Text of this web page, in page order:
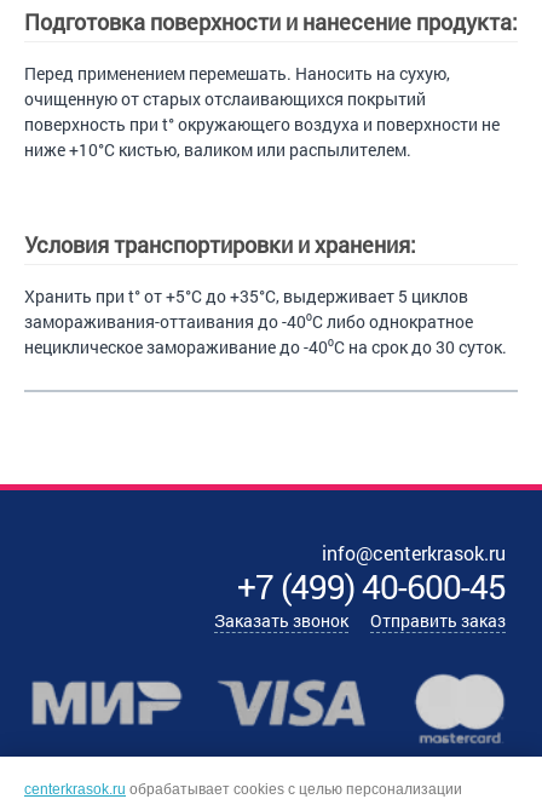
Подготовка поверхности и нанесение продукта:
Перед применением перемешать. Наносить на сухую,
очищенную от старых отслаивающихся покрытий
поверхность при t° окружающего воздуха и поверхности не
ниже +10°С кистью, валиком или распылителем.
Условия транспортировки и хранения:
Хранить при t° от +5°С до +35°С, выдерживает 5 циклов
замораживания-оттаивания до -40⁰С либо однократное
нециклическое замораживание до -40⁰С на срок до 30 суток.
info@centerkrasok.ru
+7(499)40-600-45
Заказать звонок Отправить заказ
centerkrasok.ru обрабатывает cookies с целью персонализации